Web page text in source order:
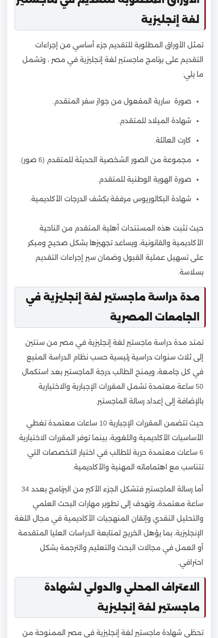
لغة إنجليزية
تمثل الأوراق المطلوبة للتقديم جزء أساسي من إجراءات
التقديم على برنامج ماجستير لغة إنجليزية في مصر ، وتشمل
ما يلي:
صورة سارية المفعول من جواز سفر المتقدم.
شهادة الميلاد للمتقدم.
كارت العائلة.
مجموعة من الصور الشخصية الحديثة للمتقدم (6 صور).
صورة الهوية الوطنية للمتقدم.
شهادة البكالوريوس مرفقة بكشف الدرجات الأكاديمية.
حيث تثبت هذه المستندات أهلية المتقدم من الناحية
الأكاديمية والقانونية، ويساعد تجهيزها بشكل صحيح ومبكر
على تسهيل عملية القبول وضمان سير إجراءات التقديم
بسلاسة.
مدة دراسة ماجستير لغة إنجليزية في
الجامعات المصرية
تمتد مدة دراسة ماجستير لغة إنجليزية في مصر من سنتين
إلى ثلاث سنوات دراسية رئيسية حسب نظام الدراسة المتبع
في كل جامعة، ويمنح الطالب درجة الماجستير بعد استكمال
50 ساعة معتمدة تشمل المقررات الإجبارية والاختيارية
بالإضافة إلى إعداد رسالة الماجستير.
حيث تتضمن المقررات الإجبارية 10 ساعات معتمدة تغطي
الأساسيات الأكاديمية واللغوية، بينما توفر المقررات الاختيارية
6 ساعات معتمدة حرية للطالب في اختيار التخصصات التي
تتناسب مع اهتماماته المهنية والأكاديمية.
أما رسالة الماجستير فتشكل الجزء الأكبر من البرنامج بعدد 34
ساعة معتمدة، وتهدف إلى تطوير مهارات البحث العلمي
والتحليل النقدي وإتقان المنهجيات الأكاديمية في مجال اللغة
الإنجليزية، بما يؤهل الخريج لمتابعة الدراسات العليا المتقدمة
أو العمل في مجالات البحث والتعليم والترجمة بشكل
احترافي.
الاعتراف المحلي والدولي لشهادة
ماجستير لغة إنجليزية
تحظى شهادة ماجستير لغة إنجليزية في مصر الممنوحة من